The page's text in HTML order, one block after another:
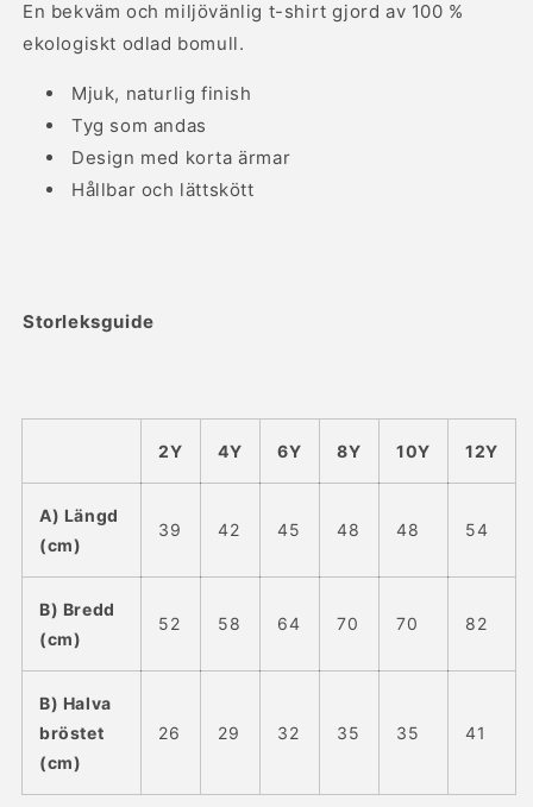
shirt
barn
shirt
barn
En bekväm och miljövänlig t-shirt gjord av 100 %
ekologiskt odlad bomull.
Mjuk, naturlig finish
Tyg som andas
Design med korta ärmar
Hållbar och lättskött
Storleksguide
2Y 4Y 6Y 8Y 10Y 12Y
A) Längd
(cm)
39 42 45 48 48 54
B) Bredd
(cm)
52 58 64 70 70 82
B) Halva
bröstet
(cm)
26 29 32 35 35 41